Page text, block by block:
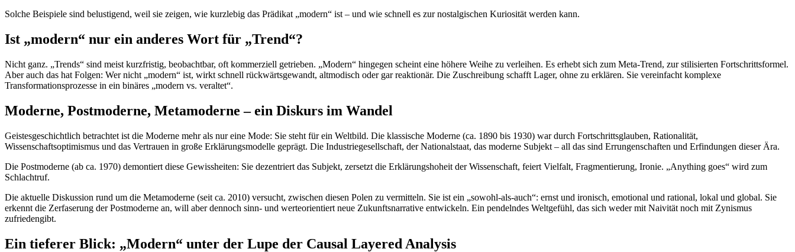
Solche Beispiele sind belustigend, weil sie zeigen, wie kurzlebig das Prädikat „modern“ ist – und wie schnell es zur nostalgischen Kuriosität werden kann.
Ist „modern“ nur ein anderes Wort für „Trend“?
Nicht ganz. „Trends“ sind meist kurzfristig, beobachtbar, oft kommerziell getrieben. „Modern“ hingegen scheint eine höhere Weihe zu verleihen. Es erhebt sich zum Meta-Trend, zur stilisierten Fortschrittsformel.
Aber auch das hat Folgen: Wer nicht „modern“ ist, wirkt schnell rückwärtsgewandt, altmodisch oder gar reaktionär. Die Zuschreibung schafft Lager, ohne zu erklären. Sie vereinfacht komplexe
Transformationsprozesse in ein binäres „modern vs. veraltet“.
Moderne, Postmoderne, Metamoderne – ein Diskurs im Wandel
Geistesgeschichtlich betrachtet ist die Moderne mehr als nur eine Mode: Sie steht für ein Weltbild. Die klassische Moderne (ca. 1890 bis 1930) war durch Fortschrittsglauben, Rationalität,
Wissenschaftsoptimismus und das Vertrauen in große Erklärungsmodelle geprägt. Die Industriegesellschaft, der Nationalstaat, das moderne Subjekt – all das sind Errungenschaften und Erfindungen dieser Ära.
Die Postmoderne (ab ca. 1970) demontiert diese Gewissheiten: Sie dezentriert das Subjekt, zersetzt die Erklärungshoheit der Wissenschaft, feiert Vielfalt, Fragmentierung, Ironie. „Anything goes“ wird zum
Schlachtruf.
Die aktuelle Diskussion rund um die Metamoderne (seit ca. 2010) versucht, zwischen diesen Polen zu vermitteln. Sie ist ein „sowohl-als-auch“: ernst und ironisch, emotional und rational, lokal und global. Sie
erkennt die Zerfaserung der Postmoderne an, will aber dennoch sinn- und werteorientiert neue Zukunftsnarrative entwickeln. Ein pendelndes Weltgefühl, das sich weder mit Naivität noch mit Zynismus
zufriedengibt.
Ein tieferer Blick: „Modern“ unter der Lupe der Causal Layered Analysis